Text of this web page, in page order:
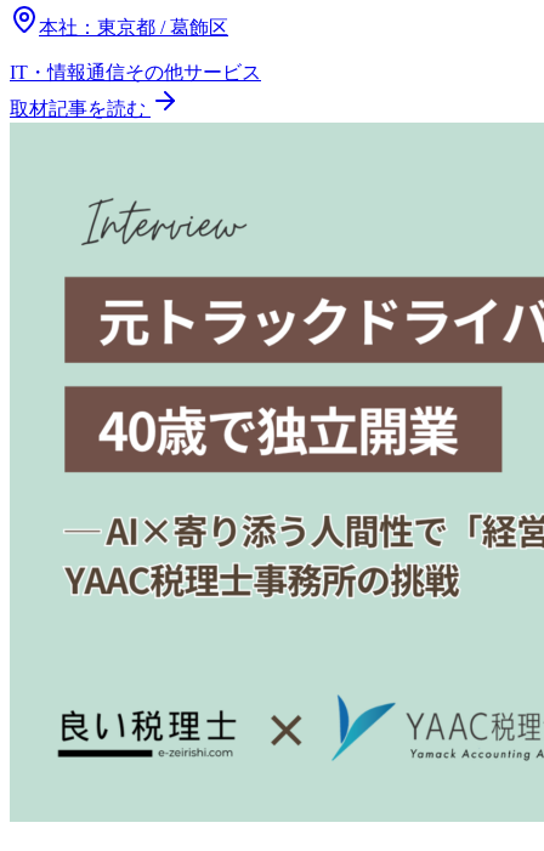
本社： 東京都 / 葛飾区
IT・情報通信その他サービス
取材記事を読む